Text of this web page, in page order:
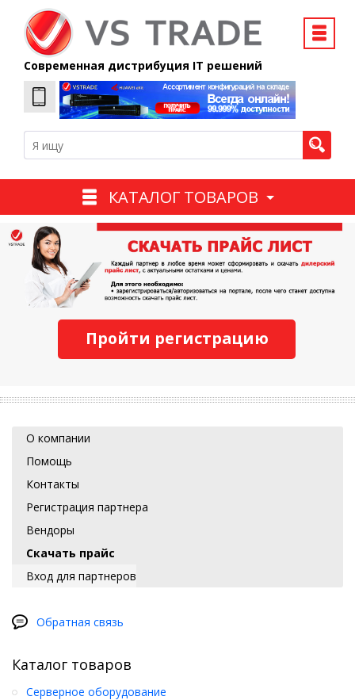
Современная дистрибуция IT решений
КАТАЛОГ ТОВАРОВ
Пройти регистрацию
О компании
Помощь
Контакты
Регистрация партнера
Вендоры
Скачать прайс
Вход для партнеров
Обратная связь
Каталог товаров
Серверное оборудование